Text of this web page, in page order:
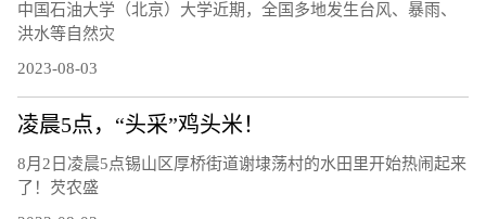
中国石油大学（北京）大学近期，全国多地发生台风、暴雨、
洪水等自然灾
2023-08-03
凌晨5点，“头采”鸡头米！
8月2日凌晨5点锡山区厚桥街道谢埭荡村的水田里开始热闹起来
了！芡农盛